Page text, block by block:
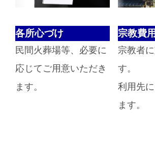
各所心づけ
民間火葬場等、必要に
応じてご用意いただき
ます。
宗教費用
宗教者
す。
利用先
ます。